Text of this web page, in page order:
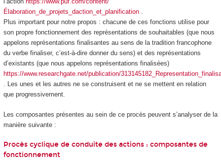
Élaboration_de_projets_daction_et_planification.
Plus important pour notre propos : chacune de ces fonctions utilise pour
son propre fonctionnement des représentations de souhaitables (que nous
appelons représentations finalisantes au sens de la tradition francophone
du verbe finaliser, c’est-à-dire donner du sens) et des représentations
d’existants (que nous appelons représentations finalisées)
https://www.researchgate.net/publication/
. Les unes et les autres ne se construisent et ne se mettent en relation
que progressivement.
Les composantes présentes au sein de ce procès peuvent s’analyser de la
manière suivante :
Procès cyclique de conduite des actions : composantes de
fonctionnement